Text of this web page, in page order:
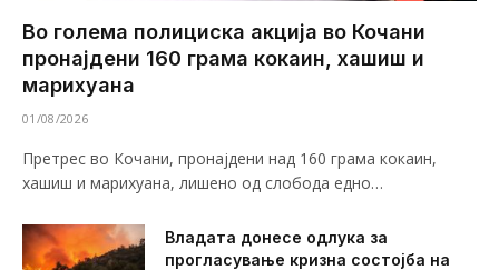
Во голема полициска акција во Кочани
пронајдени 160 грама кокаин, хашиш и
марихуана
01/08/2026
Претрес во Кочани, пронајдени над 160 грама кокаин,
хашиш и марихуана, лишено од слобода едно…
Владата донесе одлука за
прогласување кризна состојба на